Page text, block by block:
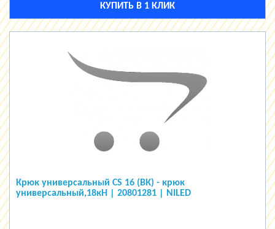
КУПИТЬ В 1 КЛИК
Крюк универсальный СS 16 (ВК) - крюк
универсальный,18кН | 20801281 | NILED